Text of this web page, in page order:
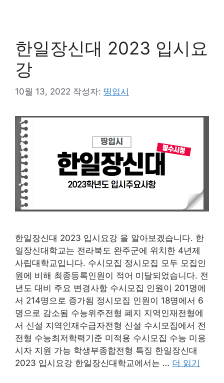
한일장신대 2023 입시요
강
10월 13, 2022 작성자: 띵입시
한일장신대 2023 입시요강 을 알아보겠습니다. 한
일장신대학교는 전라북도 완주군에 위치한 4년제
사립대학교입니다. 수시모집 정시모집 모두 모집인
원에 비해 최종등록인원이 적어 미달되었습니다. 전
년도 대비 주요 변경사항 수시모집 인원이 201명에
서 214명으로 증가됨 정시모집 인원이 18명에서 6
명으로 감소됨 수능위주전형 폐지 지역인재전형에
서 신설 지역인재수급자전형 신설 수시모집에서 전
전형 수능최저학력기준 미적용 수시모집 수능 미응
시자 지원 가능 학생부종합전형 특징 한일장신대
2023 입시요강 한일장신대학교에서는 … 더 읽기